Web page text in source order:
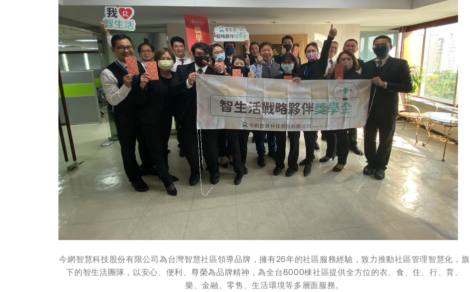
今網智慧科技股份有限公司為台灣智慧社區領導品牌，擁有26年的社區服務經驗，致力推動社區管理智慧化，旗
下的智生活團隊，以安心、便利、尊榮為品牌精神，為全台8000棟社區提供全方位的衣、食、住、行、育、
樂、金融、零售、生活環境等多層面服務。